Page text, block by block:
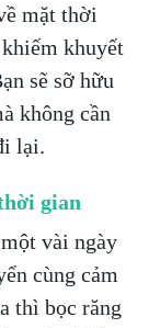
mặt thời
khuyết
sẽ sỡ hữu
không cần
lại.
gian
vài ngày
cùng cảm
thì bọc răng